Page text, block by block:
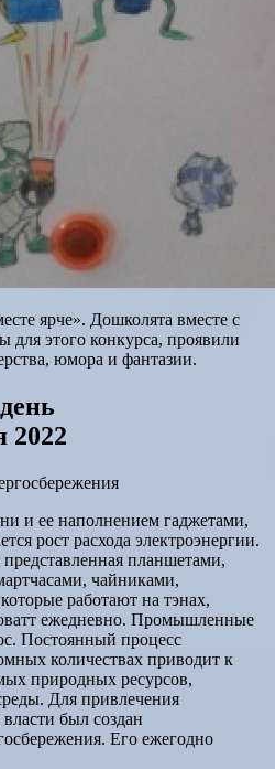
ярче». Дошколята вместе с
для этого конкурса, проявили
юмора и фантазии.
2022
и ее наполнением гаджетами,
рост расхода электроэнергии.
планшетами,
чайниками,
работают на тэнах,
ежедневно. Промышленные
Постоянный процесс
количествах приводит к
природных ресурсов,
Для привлечения
был создан
Его ежегодно